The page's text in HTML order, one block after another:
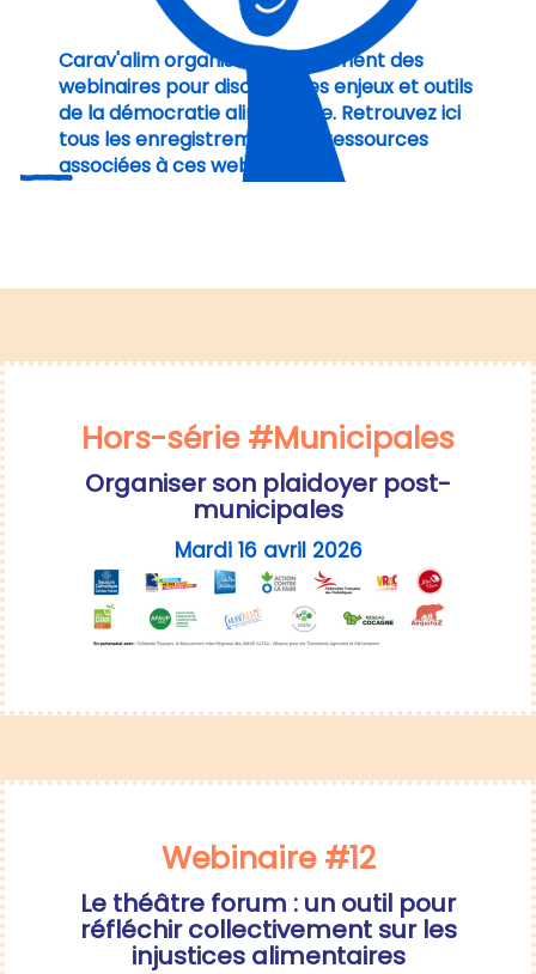
Carav'alim organise régulièrement des
webinaires pour discuter des enjeux et outils
de la démocratie alimentaire. Retrouvez ici
tous les enregistrements et ressources
associées à ces webinaires.
Hors-série #Municipales
Organiser son plaidoyer post-
municipales
Mardi 16 avril 2026
Webinaire #12
Le théâtre forum : un outil pour
réfléchir collectivement sur les
injustices alimentaires